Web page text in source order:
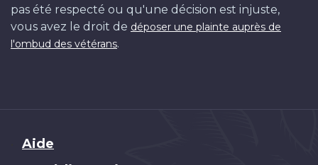
pas été respecté ou qu'une décision est injuste,
vous avez le droit de déposer une plainte auprès de
l'ombud des vétérans.
Brand
Aide